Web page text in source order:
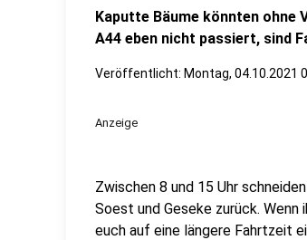
Kaputte Bäume könnten ohne
A44 eben nicht passiert, sind
Veröffentlicht: Montag, 04.10.2021
Anzeige
Zwischen 8 und 15 Uhr
Soest und Geseke zurück.
euch auf eine längere Fahrtzeit